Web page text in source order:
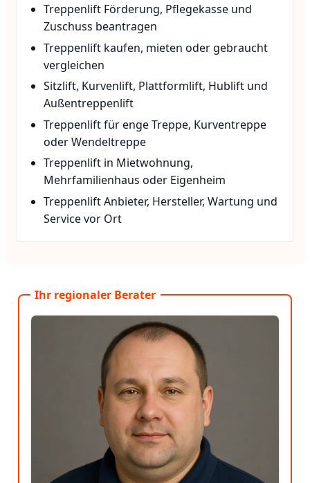
Treppenlift Förderung, Pflegekasse und
Zuschuss beantragen
Treppenlift kaufen, mieten oder gebraucht
vergleichen
Sitzlift, Kurvenlift, Plattformlift, Hublift und
Außentreppenlift
Treppenlift für enge Treppe, Kurventreppe
oder Wendeltreppe
Treppenlift in Mietwohnung,
Mehrfamilienhaus oder Eigenheim
Treppenlift Anbieter, Hersteller, Wartung und
Service vor Ort
Ihr regionaler Berater